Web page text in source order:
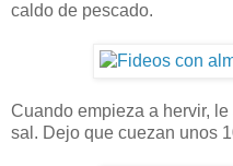
caldo de pescado.
Cuando empieza a hervir,
sal. Dejo que cuezan unos